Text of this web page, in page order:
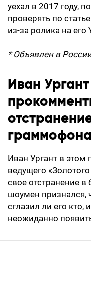
уехал в 2017 году,
проверять по
из-за ролика на его
* Объявлен в
Иван Ургант
Иван Ургант в этом
ведущего
свое отстранение
шоумен признался,
сглазил ли его кто,
неожиданно